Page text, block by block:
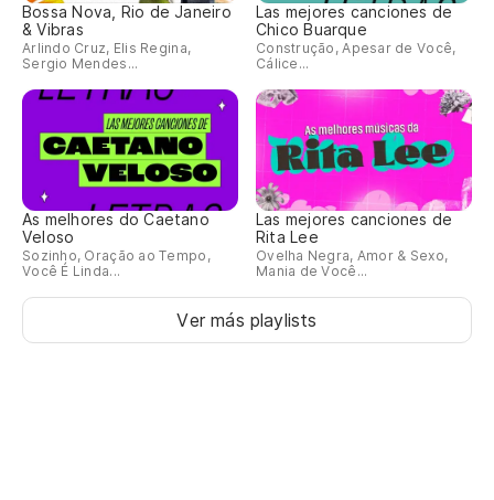
Bossa Nova, Rio de Janeiro
& Vibras
Arlindo Cruz, Elis Regina,
Sergio Mendes...
Las mejores canciones de
Chico Buarque
Construção, Apesar de Você,
Cálice...
As melhores do Caetano
Veloso
Sozinho, Oração ao Tempo,
Você É Linda...
Las mejores canciones de
Rita Lee
Ovelha Negra, Amor & Sexo,
Mania de Você...
Ver más playlists